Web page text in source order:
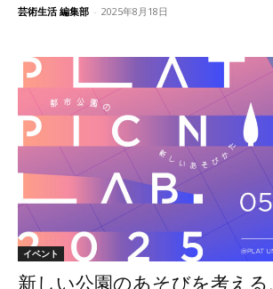
芸術生活 編集部 - 2025年8月18日
イベント
新しい公園のあそびを考える